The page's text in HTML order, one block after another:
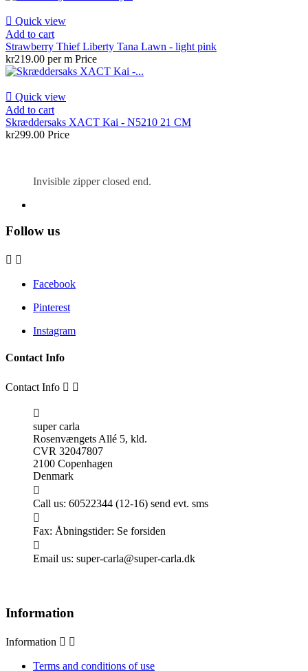
 Quick view
Add to cart
Strawberry Thief Liberty Tana Lawn - light pink
kr219.00 per m Price
 Quick view
Add to cart
Skræddersaks XACT Kai - N5210 21 CM
kr299.00 Price
Invisible zipper closed end.
Follow us
 
Facebook
Pinterest
Instagram
Contact Info
Contact Info  

super carla
Rosenvængets Allé 5, kld.
CVR 32047807
2100 Copenhagen
Denmark

Call us: 60522344 (12-16) send evt. sms

Fax: Åbningstider: Se forsiden

Email us: super-carla@super-carla.dk
Information
Information  
Terms and conditions of use